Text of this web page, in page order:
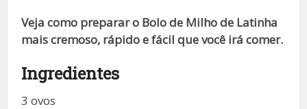
Veja como preparar o Bolo de Milho de Latinha
mais cremoso, rápido e fácil que você irá comer.
Ingredientes
3 ovos